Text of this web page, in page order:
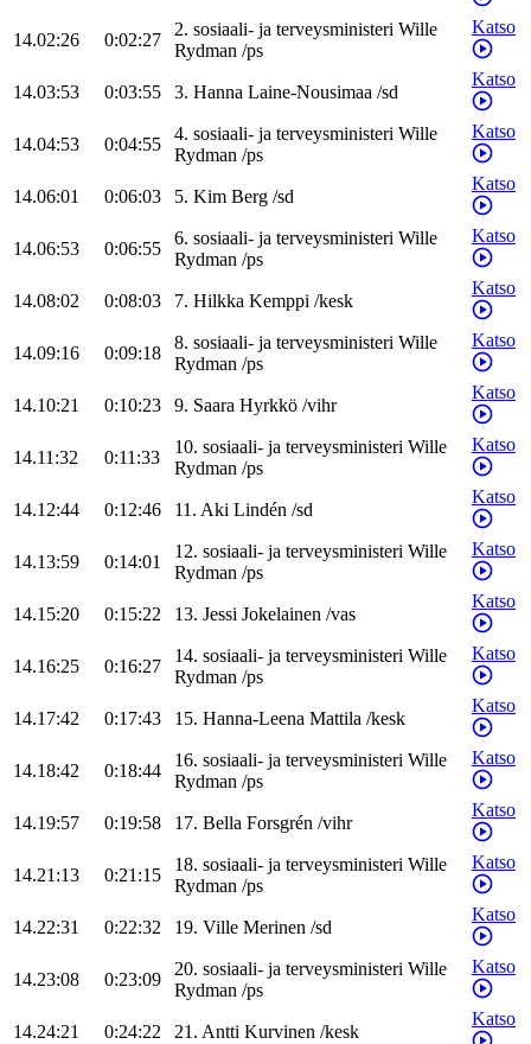
14.02:26 0:02:27
2. sosiaali- ja terveysministeri Wille
Rydman /ps
Katso
14.03:53 0:03:55 3. Hanna Laine-Nousimaa /sd
Katso
14.04:53 0:04:55
4. sosiaali- ja terveysministeri Wille
Rydman /ps
Katso
14.06:01 0:06:03 5. Kim Berg /sd
Katso
14.06:53 0:06:55
6. sosiaali- ja terveysministeri Wille
Rydman /ps
Katso
14.08:02 0:08:03 7. Hilkka Kemppi /kesk
Katso
14.09:16 0:09:18
8. sosiaali- ja terveysministeri Wille
Rydman /ps
Katso
14.10:21 0:10:23 9. Saara Hyrkkö /vihr
Katso
14.11:32 0:11:33
10. sosiaali- ja terveysministeri Wille
Rydman /ps
Katso
14.12:44 0:12:46 11. Aki Lindén /sd
Katso
14.13:59 0:14:01
12. sosiaali- ja terveysministeri Wille
Rydman /ps
Katso
14.15:20 0:15:22 13. Jessi Jokelainen /vas
Katso
14.16:25 0:16:27
14. sosiaali- ja terveysministeri Wille
Rydman /ps
Katso
14.17:42 0:17:43 15. Hanna-Leena Mattila /kesk
Katso
14.18:42 0:18:44
16. sosiaali- ja terveysministeri Wille
Rydman /ps
Katso
14.19:57 0:19:58 17. Bella Forsgrén /vihr
Katso
14.21:13 0:21:15
18. sosiaali- ja terveysministeri Wille
Rydman /ps
Katso
14.22:31 0:22:32 19. Ville Merinen /sd
Katso
14.23:08 0:23:09
20. sosiaali- ja terveysministeri Wille
Rydman /ps
Katso
14.24:21 0:24:22 21. Antti Kurvinen /kesk
Katso